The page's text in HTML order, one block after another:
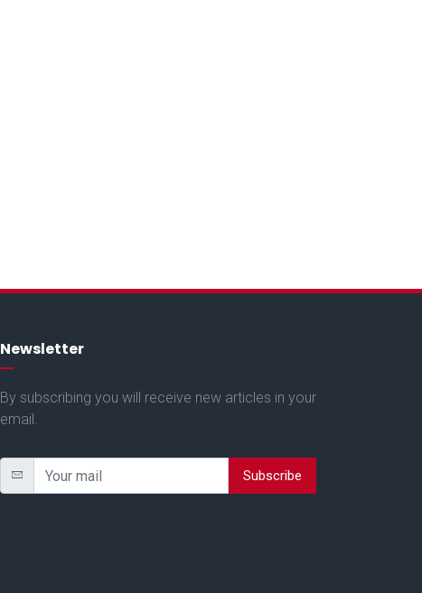
Newsletter
By subscribing you will receive new articles in your
email.
Subscribe